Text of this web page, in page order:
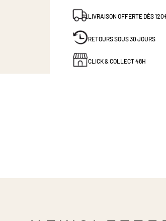
LIVRAISON OFFERTE DÈS
RETOURS SOUS 30 JOURS
CLICK & COLLECT 48H